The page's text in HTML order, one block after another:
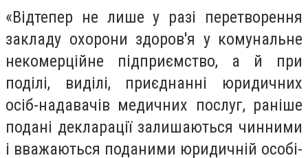
«Відтепер не лише у разі перетворення
закладу охорони здоров'я у комунальне
некомерційне підприємство, а й при
поділі, виділі, приєднанні юридичних
осіб-надавачів медичних послуг, раніше
подані декларації залишаються чинними
і вважаються поданими юридичній особі-